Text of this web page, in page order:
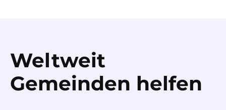
Weltweit
Gemeinden helfen